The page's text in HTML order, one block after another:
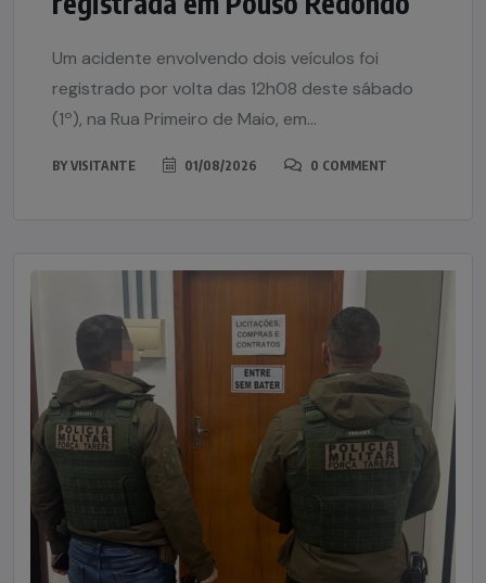
Um acidente envolvendo dois veículos foi
registrado por volta das 12h08 deste sábado
(1º), na Rua Primeiro de Maio, em...
BYVISITANTE 01/08/2026 0 COMMENT